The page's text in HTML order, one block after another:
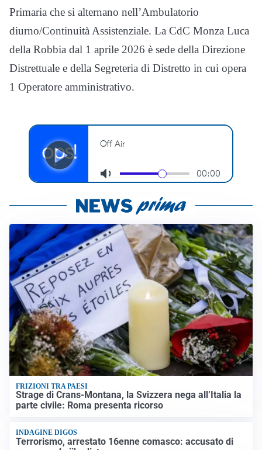
Primaria che si alternano nell’Ambulatorio
diurno/Continuità Assistenziale. La CdC Monza Luca
della Robbia dal 1 aprile 2026 è sede della Direzione
Distrettuale e della Segreteria di Distretto in cui opera
1 Operatore amministrativo.
FRIZIONI TRA PAESI
Strage di Crans-Montana, la Svizzera nega all’Italia la
parte civile: Roma presenta ricorso
INDAGINE DIGOS
Terrorismo, arrestato 16enne comasco: accusato di